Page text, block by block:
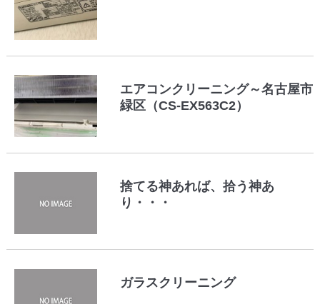
エアコンクリーニング～名古屋市
緑区（CS-EX563C2）
捨てる神あれば、拾う神あ
り・・・
ガラスクリーニング